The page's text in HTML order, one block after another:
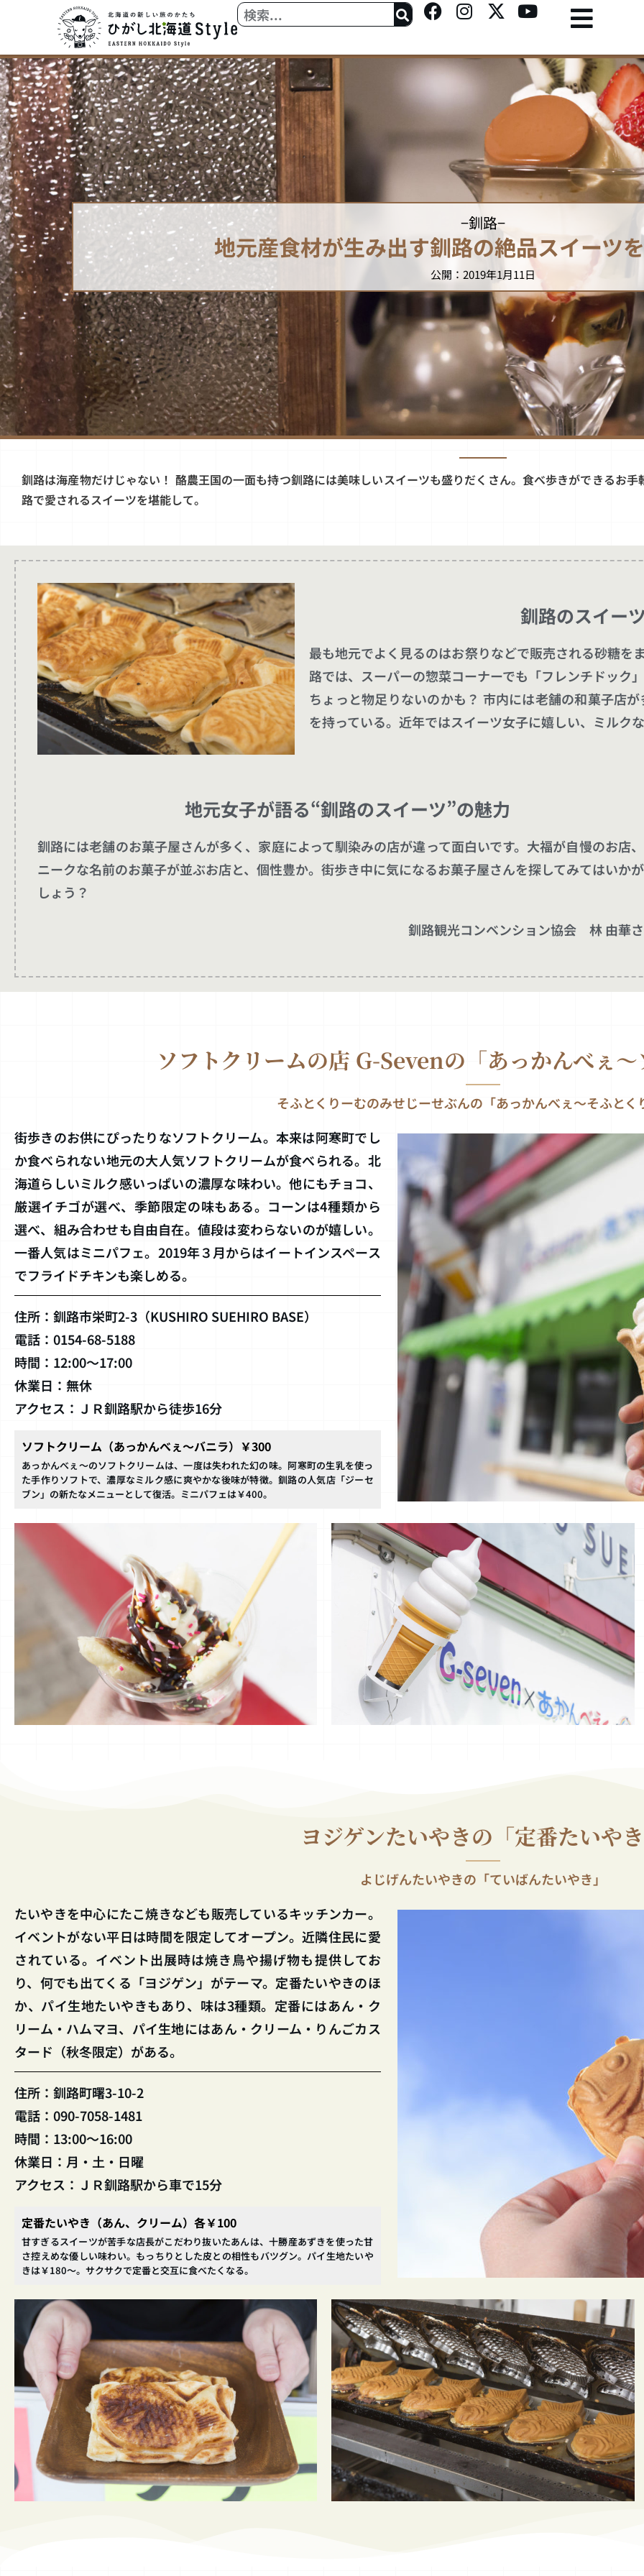
ス
キ
ッ
プ
検
索
F
a
e
o
o
k
I
n
t
a
g
a
m
X
w
t
r
Y
t
u
b
−釧路−
地元産食材が生み出す釧路の絶品スイーツ
公開：2019年1月11日
釧路は海産物だけじゃない！ 酪農王国の一面も持つ釧路には美味しいスイーツも盛りだくさん。食べ歩きができるお
路で愛されるスイーツを堪能して。
釧路のスイー
最も地元でよく見るのはお祭りなどで販売される砂糖を
路では、スーパーの惣菜コーナーでも「フレンチドック
ちょっと物足りないのかも？ 市内には老舗の和菓子店
を持っている。近年ではスイーツ女子に嬉しい、ミルク
地元女子が語る“釧路のスイーツ”の魅力
釧路には老舗のお菓子屋さんが多く、家庭によって馴染みの店が違って面白いです。大福が自慢のお店
ニークな名前のお菓子が並ぶお店と、個性豊か。街歩き中に気になるお菓子屋さんを探してみてはいか
しょう？
釧路観光コンベンション協会 林 由華
ソフトクリームの店 G-Sevenの 「あっかんべぇ
そふとくりーむのみせじーせぶんの「あっかんべぇ〜そふとく
街歩きのお供にぴったりなソフトクリーム。本来は阿寒町でし
か食べられない地元の大人気ソフトクリームが食べられる。北
海道らしいミルク感いっぱいの濃厚な味わい。他にもチョコ、
厳選イチゴが選べ、季節限定の味もある。コーンは4種類から
選べ、組み合わせも自由自在。値段は変わらないのが嬉しい。
一番人気はミニパフェ。2019年３月からはイートインスペース
でフライドチキンも楽しめる。
住所：釧路市栄町2-3（KUSHIRO SUEHIRO BASE）
電話：0154-68-5188
時間：12:00〜17:00
休業日：無休
アクセス：ＪＲ釧路駅から徒歩16分
ソフトクリーム（あっかんべぇ～バニラ）￥300
あっかんべぇ〜のソフトクリームは、一度は失われた幻の味。阿寒町の生乳を使っ
た手作りソフトで、濃厚なミルク感に爽やかな後味が特徴。釧路の人気店「ジーセ
ブン」の新たなメニューとして復活。ミニパフェは￥400。
ヨジゲンたいやきの 「定番たいや
よじげんたいやきの「ていばんたいやき」
たいやきを中心にたこ焼きなども販売しているキッチンカー。
イベントがない平日は時間を限定してオープン。近隣住民に愛
されている。イベント出展時は焼き鳥や揚げ物も提供してお
り、何でも出てくる「ヨジゲン」がテーマ。定番たいやきのほ
か、パイ生地たいやきもあり、味は3種類。定番にはあん・ク
リーム・ハムマヨ、パイ生地にはあん・クリーム・りんごカス
タード（秋冬限定）がある。
住所：釧路町曙3-10-2
電話：090-7058-1481
時間：13:00～16:00
休業日：月・土・日曜
アクセス：ＪＲ釧路駅から車で15分
定番たいやき（あん、クリーム）各￥100
甘すぎるスイーツが苦手な店長がこだわり抜いたあんは、十勝産あずきを使った甘
さ控えめな優しい味わい。もっちりとした皮との相性もバツグン。パイ生地たいや
きは￥180～。サクサクで定番と交互に食べたくなる。